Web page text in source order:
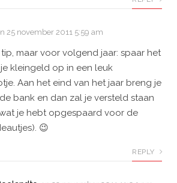
25 november 2011 5:59 am
maar voor volgend jaar: spaar het
kleingeld op in een leuk
Aan het eind van het jaar breng je
bank en dan zal je versteld staan
je hebt opgespaard voor de
😉
REPLY